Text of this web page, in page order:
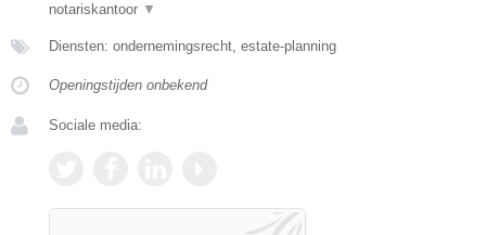
notariskantoor ▼
Diensten: ondernemingsrecht, estate-planning
Openingstijden onbekend
Sociale media: